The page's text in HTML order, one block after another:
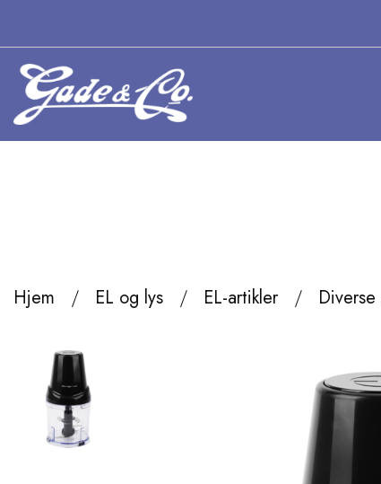
Hjem EL og lys EL-artikler